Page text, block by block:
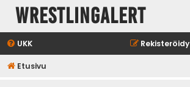
WrestlingAlert
UKK Rekisteröidy
Etusivu